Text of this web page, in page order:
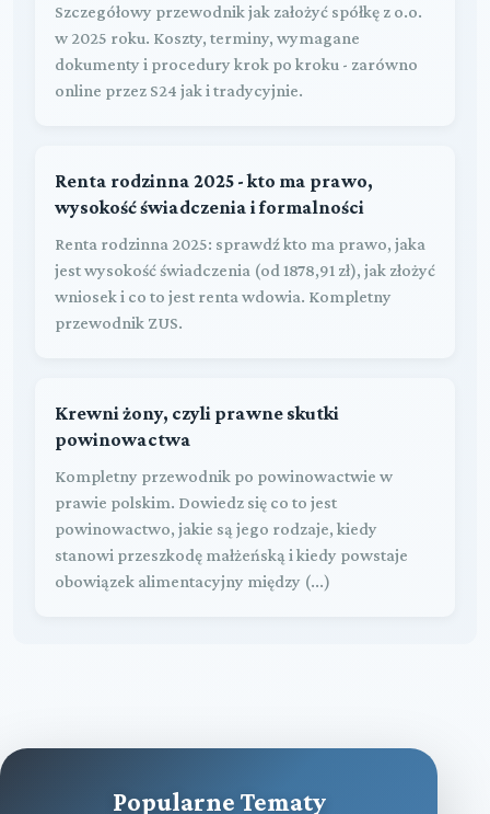
Szczegółowy przewodnik jak założyć spółkę z o.o.
w 2025 roku. Koszty, terminy, wymagane
dokumenty i procedury krok po kroku - zarówno
online przez S24 jak i tradycyjnie.
Renta rodzinna 2025 - kto ma prawo,
wysokość świadczenia i formalności
Renta rodzinna 2025: sprawdź kto ma prawo, jaka
jest wysokość świadczenia (od 1878,91 zł), jak złożyć
wniosek i co to jest renta wdowia. Kompletny
przewodnik ZUS.
Krewni żony, czyli prawne skutki
powinowactwa
Kompletny przewodnik po powinowactwie w
prawie polskim. Dowiedz się co to jest
powinowactwo, jakie są jego rodzaje, kiedy
stanowi przeszkodę małżeńską i kiedy powstaje
obowiązek alimentacyjny między (...)
Popularne Tematy